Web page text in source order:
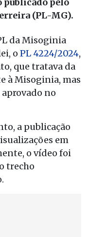
(PL-MG).
da Misoginia
o PL 4224/2024,
que tratava da
à Misoginia, mas
no
a publicação
em
o vídeo foi
trecho